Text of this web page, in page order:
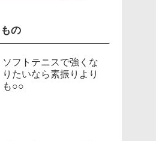
の
ソフトテニスで強くな
りたいなら素振りより
も○○